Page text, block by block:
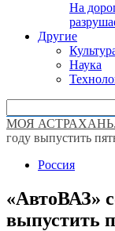
На
Другие
Наука
МОЯ
году выпустить
Россия
«АвтоВАЗ»
выпустить